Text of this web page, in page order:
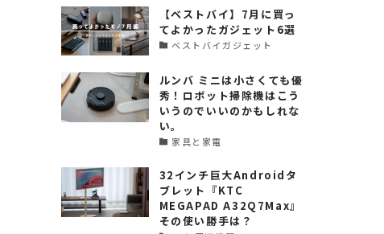
【ベストバイ】7月に買っ
てよかったガジェット6選
ベストバイガジェット
ルンバ ミニは小さくても優
秀！ロボット掃除機はこう
いうのでいいのかもしれな
い。
家具と家電
32インチ巨大Androidタ
ブレット『KTC
MEGAPAD A32Q7Max』
その使い勝手は？